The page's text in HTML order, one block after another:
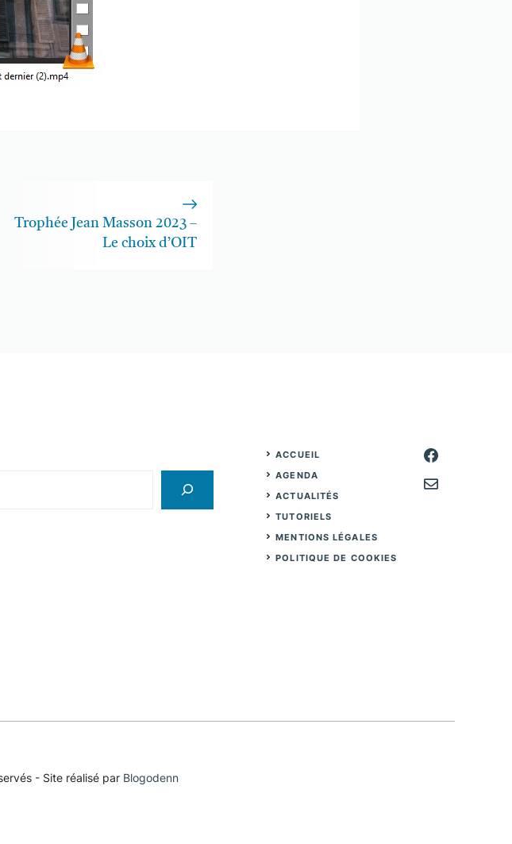
Trophée Jean Masson 2023 –
Le choix d’OIT
ACCUEIL
AGENDA
ACTUALITÉS
TUTORIELS
MENTIONS LÉGALES
POLITIQUE DE COOKIES
- Site réalisé par Blogodenn